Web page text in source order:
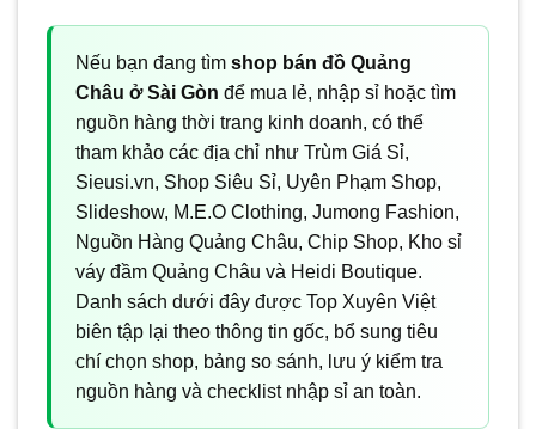
Nếu bạn đang tìm shop bán đồ Quảng
Châu ở Sài Gòn để mua lẻ, nhập sỉ hoặc tìm
nguồn hàng thời trang kinh doanh, có thể
tham khảo các địa chỉ như Trùm Giá Sỉ,
Sieusi.vn, Shop Siêu Sỉ, Uyên Phạm Shop,
Slideshow, M.E.O Clothing, Jumong Fashion,
Nguồn Hàng Quảng Châu, Chip Shop, Kho sỉ
váy đầm Quảng Châu và Heidi Boutique.
Danh sách dưới đây được Top Xuyên Việt
biên tập lại theo thông tin gốc, bổ sung tiêu
chí chọn shop, bảng so sánh, lưu ý kiểm tra
nguồn hàng và checklist nhập sỉ an toàn.